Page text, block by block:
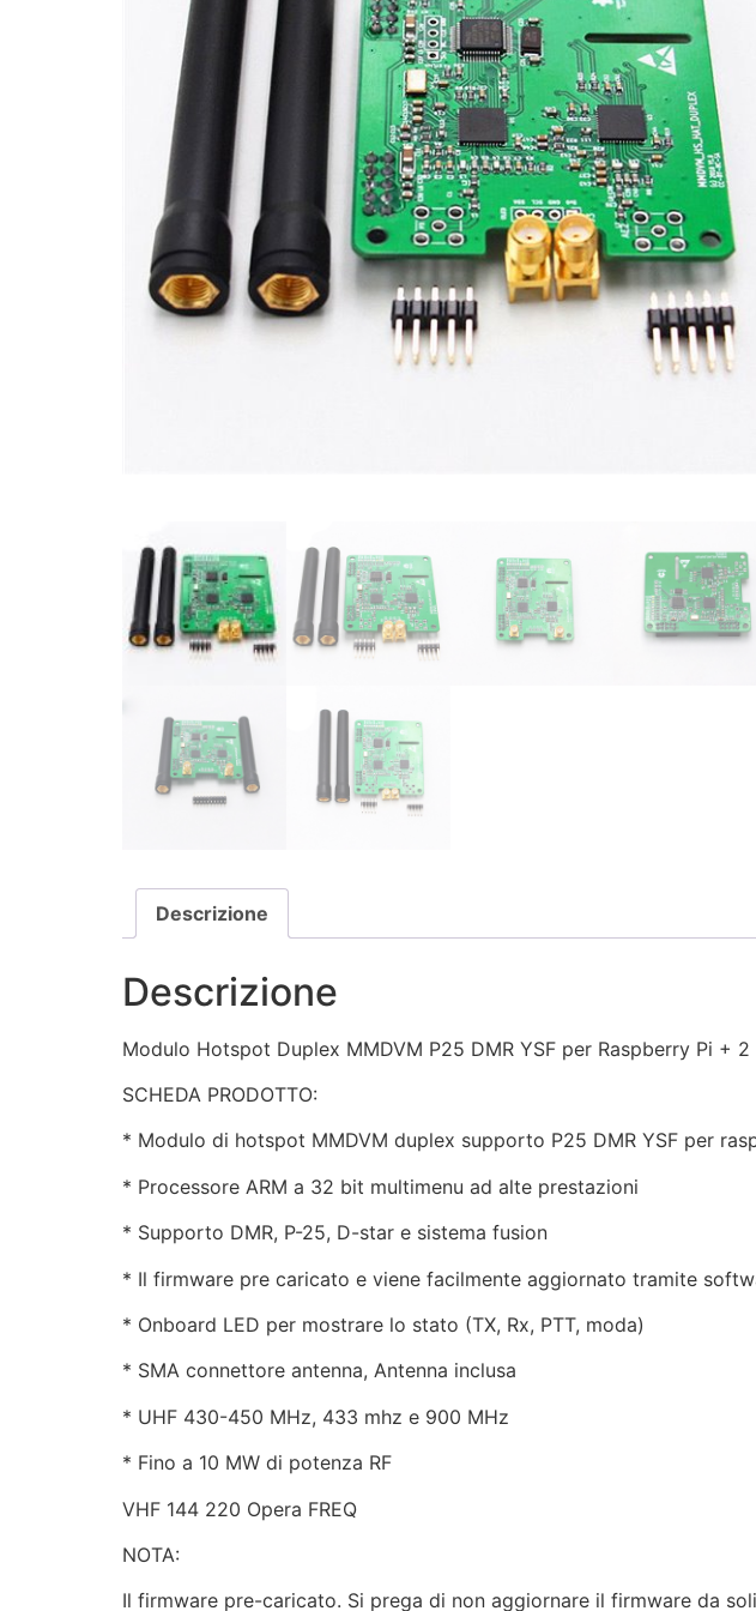
Descrizione
Descrizione
Modulo Hotspot Duplex MMDVM P25 DMR YSF per Raspberry Pi + 2
SCHEDA PRODOTTO:
* Modulo di hotspot MMDVM duplex supporto P25 DMR YSF per
* Processore ARM a 32 bit multimenu ad alte prestazioni
* Supporto DMR, P-25, D-star e sistema fusion
* Il firmware pre caricato e viene facilmente aggiornato tramite
* Onboard LED per mostrare lo stato (TX, Rx, PTT, moda)
* SMA connettore antenna, Antenna inclusa
* UHF 430-450 MHz, 433 mhz e 900 MHz
* Fino a 10 MW di potenza RF
VHF 144 220 Opera FREQ
NOTA:
Il firmware pre-caricato. Si prega di non aggiornare il firmware da